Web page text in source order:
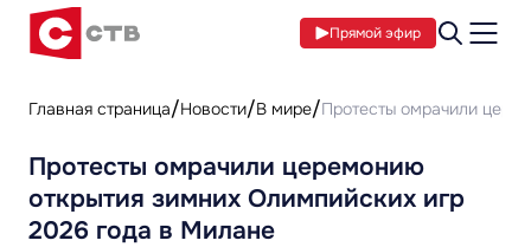
Прямой эфир
Главная страница Новости В мире Протесты омрачили
Протесты омрачили церемонию
открытия зимних Олимпийских игр
2026 года в Милане